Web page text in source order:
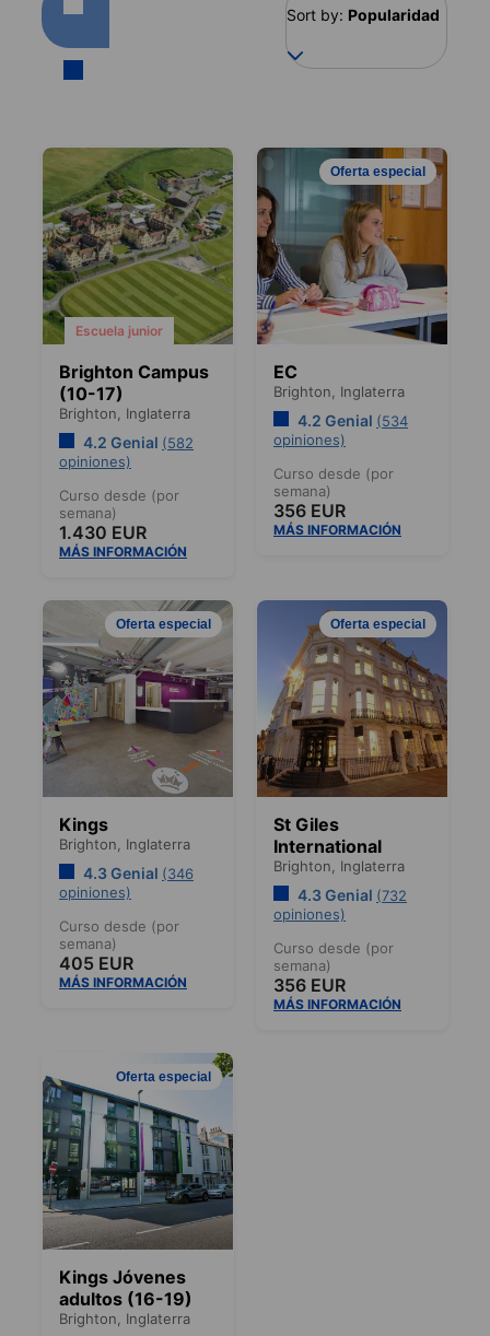
Sort by: Popularidad
Escuela junior
Brighton Campus
(10-17)
Brighton, Inglaterra
4.2 Genial (582
opiniones)
Curso desde (por
semana)
1.430 EUR
MÁS INFORMACIÓN
Oferta especial
EC
Brighton, Inglaterra
4.2 Genial (534
opiniones)
Curso desde (por
semana)
356 EUR
MÁS INFORMACIÓN
Oferta especial
Kings
Brighton, Inglaterra
4.3 Genial (346
opiniones)
Curso desde (por
semana)
405 EUR
MÁS INFORMACIÓN
Oferta especial
St Giles
International
Brighton, Inglaterra
4.3 Genial (732
opiniones)
Curso desde (por
semana)
356 EUR
MÁS INFORMACIÓN
Oferta especial
Kings Jóvenes
adultos (16-19)
Brighton, Inglaterra